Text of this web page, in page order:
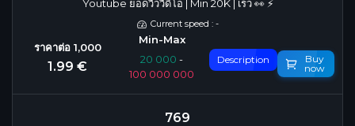
Youtube ยอดวิววิดีโอ | Min 20K | เร็ว 👀 ⚡️
Current speed : -
1.99 € 20 000 -
100 000 000
Description
Buy
now
769